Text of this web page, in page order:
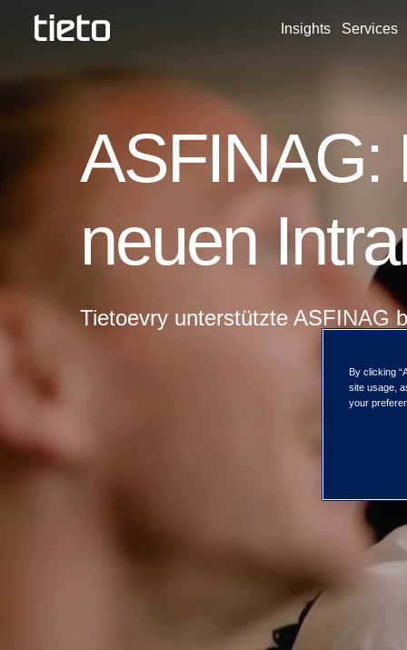
Insights Services
ASFINAG:
neuen
Tietoevry unterstützte ASFINAG
By clicking
site usage,
your